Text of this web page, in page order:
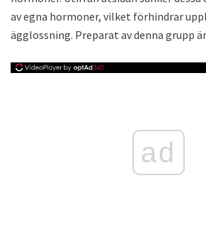
av egna hormoner, vilket förhindrar
ägglossning. Preparat av denna grupp
ad